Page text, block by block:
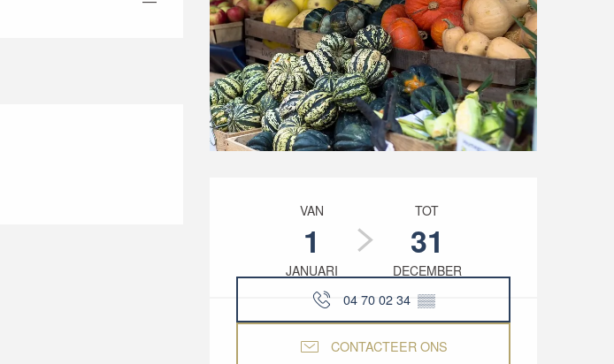
Openingstijden en
VAN
1
JANUARI
TOT
31
DECEMBER
04 70 02 34 ▒▒
CONTACTEER ONS